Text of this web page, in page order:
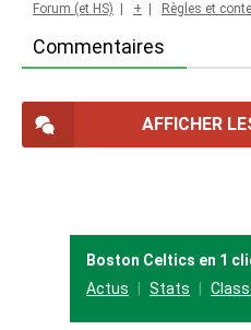
Commentaires
Forum (et HS) + Règles et
AFFICHER
Boston Celtics en 1
Actus
Stats